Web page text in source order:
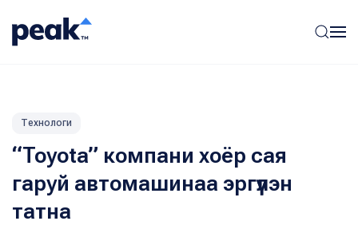
Технологи
“Toyota” компани хоёр сая
гаруй автомашинаа эргүүлэн
татна